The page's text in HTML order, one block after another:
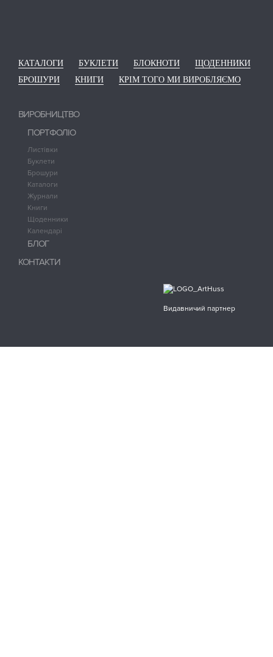
КАТАЛОГИ БУКЛЕТИ БЛОКНОТИ
ЩОДЕННИКИ
БРОШУРИ
КНИГИ КРІМ ТОГО МИ ВИРОБЛЯЄМО
ВИРОБНИЦТВО
ПОРТФОЛІО
Листівки
Буклети
Брошури
Каталоги
Журнали
Книги
Щоденники
Календарі
БЛОГ
КОНТАКТИ
Видавничий партнер